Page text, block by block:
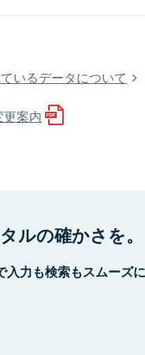
いるデータについて
案内
ルの確かさを。
入力も検索もスムーズ